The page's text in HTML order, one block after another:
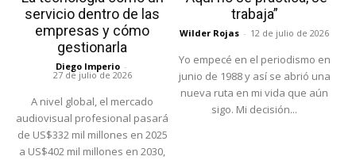
servicio dentro de las
empresas y cómo
gestionarla
Diego Imperio -
27 de julio de 2026
A nivel global, el mercado
audiovisual profesional pasará
de US$332 mil millones en 2025
a US$402 mil millones en 2030,
trabaja”
Wilder Rojas - 12 de julio de 2026
Yo empecé en el periodismo en
junio de 1988 y así se abrió una
nueva ruta en mi vida que aún
sigo. Mi decisión...